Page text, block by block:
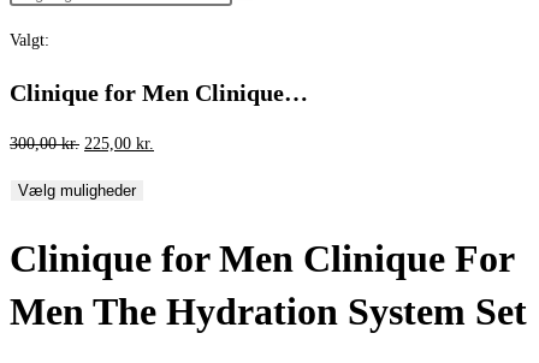
Valgt:
Clinique for Men Clinique…
300,00kr. Den
pris
300,00 kr..
225,00 kr.
225,00 kr..
Vælg muligheder
Clinique for Men Clinique For
Men The Hydration System Set